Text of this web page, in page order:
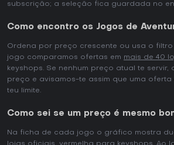
subscrição; a seleção fica guardada no
Como encontro os Jogos de
Ordena por preço crescente ou usa o
jogo comparamos ofertas em mais de 40
keyshops. Se nenhum preço atual te servir,
preço e avisamos-te assim que uma
teu limite.
Como sei se um preço é mesmo
Na ficha de cada jogo o gráfico mostra